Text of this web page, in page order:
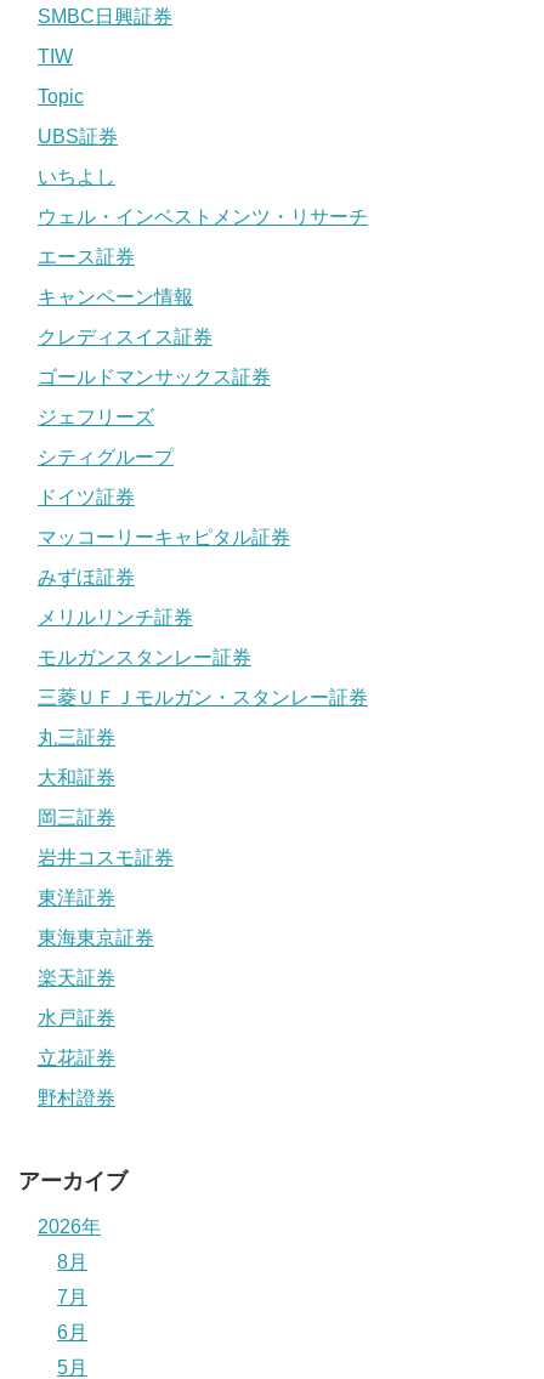
SMBC日興証券
TIW
Topic
UBS証券
いちよし
ウェル・インベストメンツ・リサーチ
エース証券
キャンペーン情報
クレディスイス証券
ゴールドマンサックス証券
ジェフリーズ
シティグループ
ドイツ証券
マッコーリーキャピタル証券
みずほ証券
メリルリンチ証券
モルガンスタンレー証券
三菱ＵＦＪモルガン・スタンレー証券
丸三証券
大和証券
岡三証券
岩井コスモ証券
東洋証券
東海東京証券
楽天証券
水戸証券
立花証券
野村證券
アーカイブ
2026年
8月
7月
6月
5月